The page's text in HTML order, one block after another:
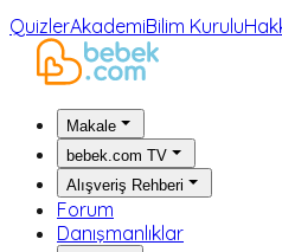
QuizlerAkademiBilim Kurulu
Makale
bebek.com TV
Alışveriş Rehberi
Forum
Danışmanlıklar